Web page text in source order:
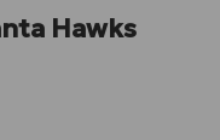
Hawks